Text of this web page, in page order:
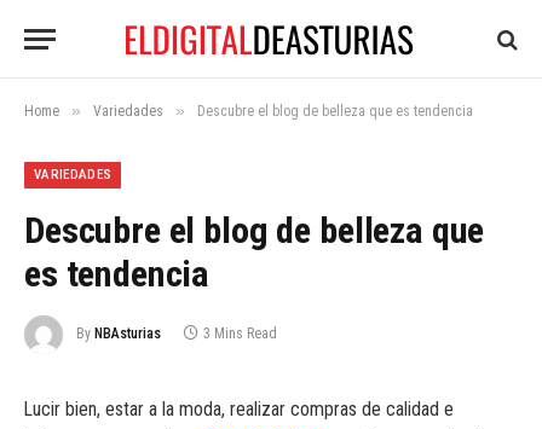
Home » Variedades » Descubre el blog de belleza que es tendencia
VARIEDADES
Descubre el blog de belleza que
es tendencia
By NBAsturias 3 Mins Read
Lucir bien, estar a la moda, realizar compras de calidad e